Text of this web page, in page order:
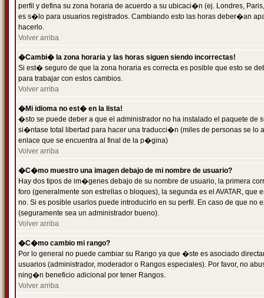
perfil y defina su zona horaria de acuerdo a su ubicaci�n (ej. Londres,
es s�lo para usuarios registrados. Cambiando esto las horas deber�an
hacerlo.
Volver arriba
�Cambi� la zona horaria y las horas siguen siendo incorrectas!
Si est� seguro de que la zona horaria es correcta es posible que esto se
para trabajar con estos cambios.
Volver arriba
�Mi idioma no est� en la lista!
�sto se puede deber a que el administrador no ha instalado el paquete
si�ntase total libertad para hacer una traducci�n (miles de personas se
enlace que se encuentra al final de la p�gina)
Volver arriba
�C�mo muestro una imagen debajo de mi nombre de usuario?
Hay dos tipos de im�genes debajo de su nombre de usuario, la primera
foro (generalmente son estrellas o bloques), la segunda es el AVATAR,
no. Si es posible usarlos puede introducirlo en su perfil. En caso de que
(seguramente sea un administrador bueno).
Volver arriba
�C�mo cambio mi rango?
Por lo general no puede cambiar su Rango ya que �ste es asociado
usuarios (administrador, moderador o Rangos especiales). Por favor, no
ning�n beneficio adicional por tener Rangos.
Volver arriba